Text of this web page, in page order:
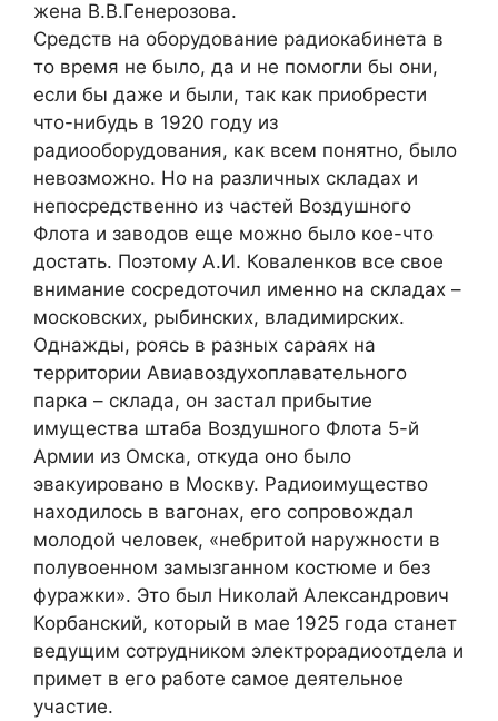
жена В.В.Генерозова.
Средств на оборудование радиокабинета в
то время не было, да и не помогли бы они,
если бы даже и были, так как приобрести
что-нибудь в 1920 году из
радиооборудования, как всем понятно, было
невозможно. Но на различных складах и
непосредственно из частей Воздушного
Флота и заводов еще можно было кое-что
достать. Поэтому А.И. Коваленков все свое
внимание сосредоточил именно на складах –
московских, рыбинских, владимирских.
Однажды, роясь в разных сараях на
территории Авиавоздухоплавательного
парка – склада, он застал прибытие
имущества штаба Воздушного Флота 5-й
Армии из Омска, откуда оно было
эвакуировано в Москву. Радиоимущество
находилось в вагонах, его сопровождал
молодой человек, «небритой наружности в
полувоенном замызганном костюме и без
фуражки». Это был Николай Александрович
Корбанский, который в мае 1925 года станет
ведущим сотрудником электрорадиоотдела и
примет в его работе самое деятельное
участие.